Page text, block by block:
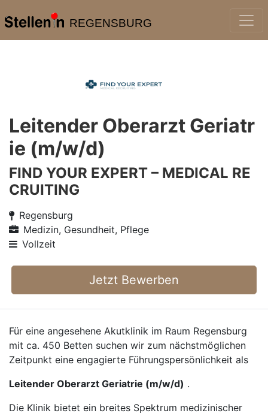
REGENSBURG
Leitender Oberarzt Geriatr
ie (m/w/d)
FIND YOUR EXPERT – MEDICAL RE
CRUITING
Regensburg
Medizin, Gesundheit, Pflege
Vollzeit
Jetzt Bewerben
Für eine angesehene Akutklinik im Raum Regensburg
mit ca. 450 Betten suchen wir zum nächstmöglichen
Zeitpunkt eine engagierte Führungspersönlichkeit als
Leitender Oberarzt Geriatrie (m/w/d) .
Die Klinik bietet ein breites Spektrum medizinischer